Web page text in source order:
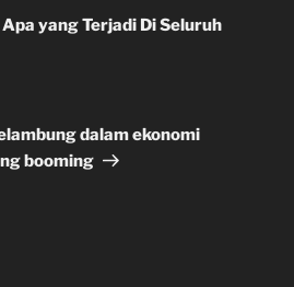
yang Terjadi Di Seluruh
dalam ekonomi
booming